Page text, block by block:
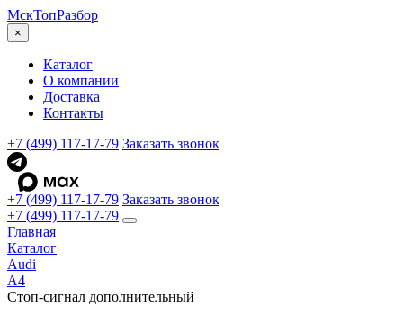
МскТопРазбор
×
Каталог
О компании
Доставка
Контакты
+7 (499) 117-17-79 Заказать звонок
+7 (499) 117-17-79 Заказать звонок
+7 (499) 117-17-79
Главная
Каталог
Audi
A4
Стоп-сигнал дополнительный